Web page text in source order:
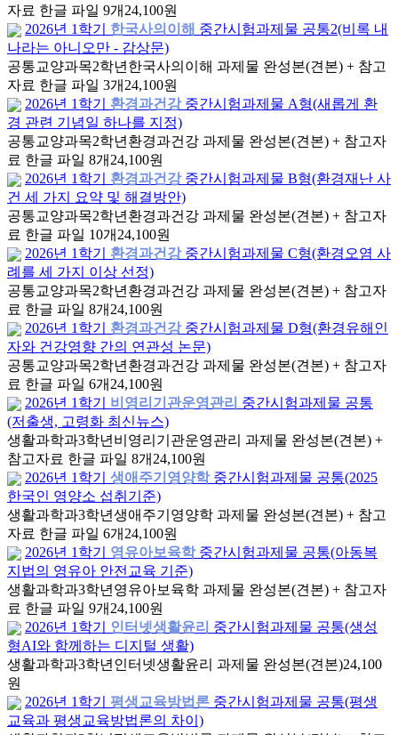
자료 한글 파일 9개 24,100원
2026년 1학기
한국사의이해 중간시험과제물 공통2(비록 내
나라는 아니오만 - 감상문)
공통교양과목2학년 한국사의이해 과제물 완성본(견본) + 참고
자료 한글 파일 3개 24,100원
2026년 1학기
환경과건강 중간시험과제물 A형(새롭게 환
경 관련 기념일 하나를 지정)
공통교양과목2학년 환경과건강 과제물 완성본(견본) + 참고자
료 한글 파일 8개 24,100원
2026년 1학기
환경과건강 중간시험과제물 B형(환경재난 사
건 세 가지 요약 및 해결방안)
공통교양과목2학년 환경과건강 과제물 완성본(견본) + 참고자
료 한글 파일 10개 24,100원
2026년 1학기
환경과건강 중간시험과제물 C형(환경오염 사
례를 세 가지 이상 선정)
공통교양과목2학년 환경과건강 과제물 완성본(견본) + 참고자
료 한글 파일 8개 24,100원
2026년 1학기
환경과건강 중간시험과제물 D형(환경유해인
자와 건강영향 간의 연관성 논문)
공통교양과목2학년 환경과건강 과제물 완성본(견본) + 참고자
료 한글 파일 6개 24,100원
2026년 1학기
비영리기관운영관리 중간시험과제물 공통
(저출생, 고령화 최신뉴스)
생활과학과3학년 비영리기관운영관리 과제물 완성본(견본) +
참고자료 한글 파일 8개 24,100원
2026년 1학기
생애주기영양학 중간시험과제물 공통(2025
한국인 영양소 섭취기준)
생활과학과3학년생애주기영양학 과제물 완성본(견본) + 참고
자료 한글 파일 6개 24,100원
2026년 1학기
영유아보육학 중간시험과제물 공통(아동복
지법의 영유아 안전교육 기준)
생활과학과3학년 영유아보육학 과제물 완성본(견본) + 참고자
료 한글 파일 9개 24,100원
2026년 1학기
인터넷생활윤리 중간시험과제물 공통(생성
형AI와 함께하는 디지털 생활)
생활과학과3학년 인터넷생활윤리 과제물 완성본(견본)24,100
원
2026년 1학기
평생교육방법론 중간시험과제물 공통(평생
교육과 평생교육방법론의 차이)